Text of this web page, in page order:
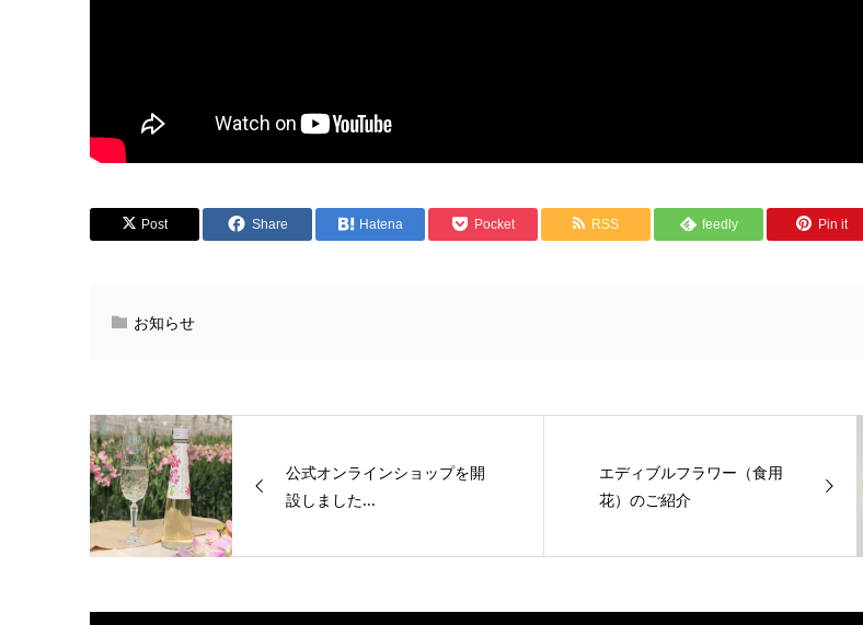
Post Share Hatena Pocket RSS feedly Pin it
お知らせ
公式オンラインショップを開
設しました...
エディブルフラワー（食用
花）のご紹介